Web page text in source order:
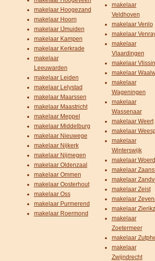
makelaar Hoogezand
makelaar Hoorn
makelaar IJmuiden
makelaar Kampen
makelaar Kerkrade
makelaar
Leeuwarden
makelaar Leiden
makelaar Lelystad
makelaar Maarssen
makelaar Maastricht
makelaar Meppel
makelaar Middelburg
makelaar Nieuwege
makelaar Nijkerk
makelaar Nijmegen
makelaar Oldenzaal
makelaar Ommen
makelaar Oosterhout
makelaar Oss
makelaar Purmerend
makelaar Roermond
makelaar
Veldhoven
makelaar Venlo
makelaar
makelaar
Vlaardingen
makelaar
makelaar
makelaar
Wageningen
makelaar
Wassenaar
makelaar Weert
makelaar
makelaar
Winterswijk
makelaar
makelaar
makelaar
makelaar Zeist
makelaar
makelaar
makelaar
Zoetermeer
makelaar
makelaar
Zwijndrecht